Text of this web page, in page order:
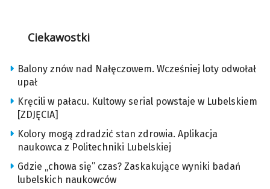
Ciekawostki
Balony znów nad Nałęczowem. Wcześniej loty odwołał
upał
Kręcili w pałacu. Kultowy serial powstaje w Lubelskiem
[ZDJĘCIA]
Kolory mogą zdradzić stan zdrowia. Aplikacja
naukowca z Politechniki Lubelskiej
Gdzie „chowa się” czas? Zaskakujące wyniki badań
lubelskich naukowców